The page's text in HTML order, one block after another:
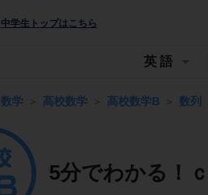
中学生トップはこちら
英語
数学 高校数学 高校数学B 数列
5分でわかる！